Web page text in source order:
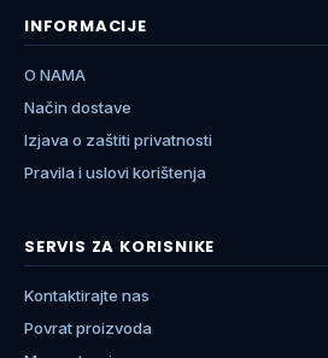
INFORMACIJE
O NAMA
Način dostave
Izjava o zaštiti privatnosti
Pravila i uslovi korištenja
SERVIS ZA KORISNIKE
Kontaktirajte nas
Povrat proizvoda